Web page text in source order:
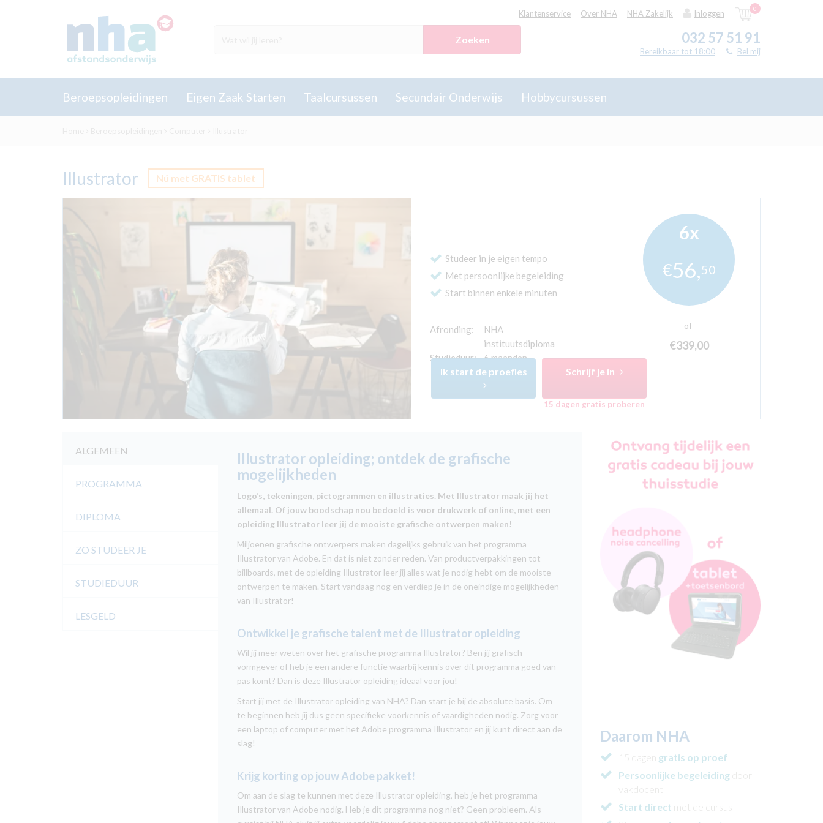
Klantenservice Over NHA NHA Zakelijk Inloggen
0
032 57 51 91
Bereikbaar tot 18:00 Bel mij
Zoeken
Beroepsopleidingen Eigen Zaak Starten Taalcursussen Secundair Onderwijs Hobbycursussen
Illustrator Nú met GRATIS tablet
Studeer in je eigen tempo
Met persoonlijke begeleiding
Start binnen enkele minuten
Afronding:
NHA
instituutsdiploma
Studieduur:
6 maanden
6x
€56,50
of
€339,00
Ik start de proefles Schrijf je in
15 dagen gratis proberen
ALGEMEEN
PROGRAMMA
DIPLOMA
ZO STUDEER JE
STUDIEDUUR
LESGELD
Illustrator opleiding; ontdek de grafische
mogelijkheden
Logo’s, tekeningen, pictogrammen en illustraties. Met Illustrator maak jij het
allemaal. Of jouw boodschap nou bedoeld is voor drukwerk of online, met een
opleiding Illustrator leer jij de mooiste grafische ontwerpen maken!
Miljoenen grafische ontwerpers maken dagelijks gebruik van het programma
Illustrator van Adobe. En dat is niet zonder reden. Van productverpakkingen tot
billboards, met de opleiding Illustrator leer jij alles wat je nodig hebt om de mooiste
ontwerpen te maken. Start vandaag nog en verdiep je in de oneindige mogelijkheden
van Illustrator!
Ontwikkel je grafische talent met de Illustrator opleiding
Wil jij meer weten over het grafische programma Illustrator? Ben jij grafisch
vormgever of heb je een andere functie waarbij kennis over dit programma goed van
pas komt? Dan is deze Illustrator opleiding ideaal voor jou!
Start jij met de Illustrator opleiding van NHA? Dan start je bij de absolute basis. Om
te beginnen heb jij dus geen specifieke voorkennis of vaardigheden nodig. Zorg voor
een laptop of computer met het Adobe programma Illustrator en jij kunt direct aan de
slag!
Krijg korting op jouw Adobe pakket!
Om aan de slag te kunnen met deze Illustrator opleiding, heb je het programma
Illustrator van Adobe nodig. Heb je dit programma nog niet? Geen probleem. Als
Daarom NHA
15 dagen gratis op proef
Persoonlijke begeleiding door
vakdocent
Start direct met de cursus